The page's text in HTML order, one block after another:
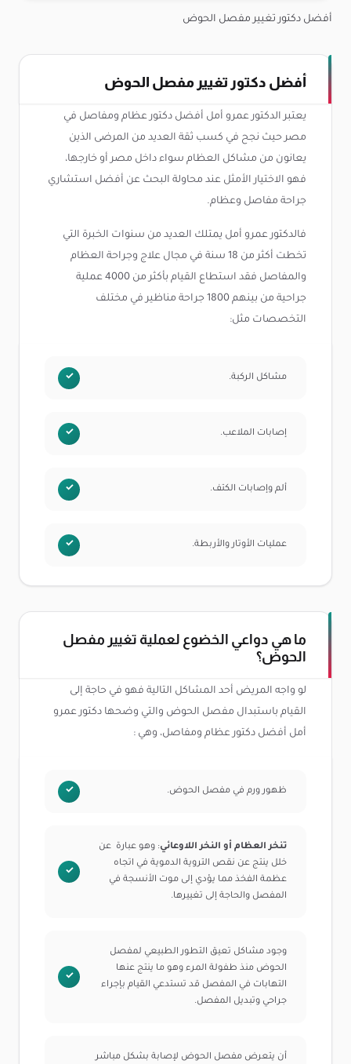
أفضل دكتور تغيير مفصل الحوض
أفضل دكتور تغيير مفصل الحوض
يعتبر الدكتور عمرو أمل أفضل دكتور عظام ومفاصل في
مصر حيث نجح في كسب ثقة العديد من المرضى الذين
يعانون من مشاكل العظام سواء داخل مصر أو خارجها،
فهو الاختيار الأمثل عند محاولة البحث عن أفضل استشاري
جراحة مفاصل وعظام.
فالدكتور عمرو أمل يمتلك العديد من سنوات الخبرة التي
تخطت أكثر من 18 سنة في مجال علاج وجراحة العظام
والمفاصل فقد استطاع القيام بأكثر من 4000 عملية
جراحية من بينهم 1800 جراحة مناظير في مختلف
التخصصات مثل:
مشاكل الركبة.
إصابات الملاعب.
ألم وإصابات الكتف.
عمليات الأوتار والأربطة.
ما هي دواعي الخضوع لعملية تغيير مفصل
الحوض؟
لو واجه المريض أحد المشاكل التالية فهو في حاجة إلى
القيام باستبدال مفصل الحوض والتي وضحها دكتور عمرو
أمل أفضل دكتور عظام ومفاصل، وهي :
ظهور ورم في مفصل الحوض.
تنخر العظام أو النخر اللاوعائي: وهو عبارة عن
خلل ينتج عن نقص التروية الدموية في اتجاه
عظمة الفخذ مما يؤدي إلى موت الأنسجة في
المفصل والحاجة إلى تغييرها.
وجود مشاكل تعيق التطور الطبيعي لمفصل
الحوض منذ طفولة المرء وهو ما ينتج عنها
التهابات في المفصل قد تستدعي القيام بإجراء
جراحي وتبديل المفصل.
أن يتعرض مفصل الحوض لإصابة بشكل مباشر